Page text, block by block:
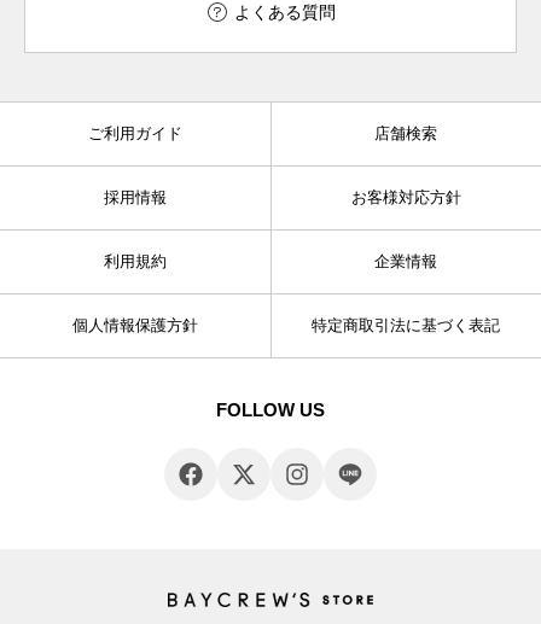
よくある質問
ご利用ガイド 店舗検索
採用情報 お客様対応方針
利用規約 企業情報
個人情報保護方針 特定商取引法に基づく表記
FOLLOW US